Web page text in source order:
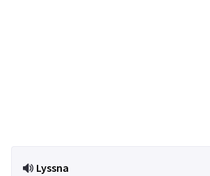
Lyssna